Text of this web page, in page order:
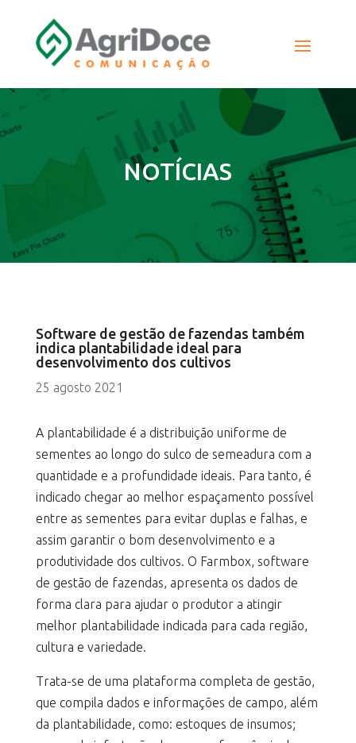
NOTÍCIAS
Software de gestão de fazendas também
indica plantabilidade ideal para
desenvolvimento dos cultivos
25 agosto 2021
A plantabilidade é a distribuição uniforme de
sementes ao longo do sulco de semeadura com a
quantidade e a profundidade ideais. Para tanto, é
indicado chegar ao melhor espaçamento possível
entre as sementes para evitar duplas e falhas, e
assim garantir o bom desenvolvimento e a
produtividade dos cultivos. O Farmbox, software
de gestão de fazendas, apresenta os dados de
forma clara para ajudar o produtor a atingir
melhor plantabilidade indicada para cada região,
cultura e variedade.
Trata-se de uma plataforma completa de gestão,
que compila dados e informações de campo, além
da plantabilidade, como: estoques de insumos;